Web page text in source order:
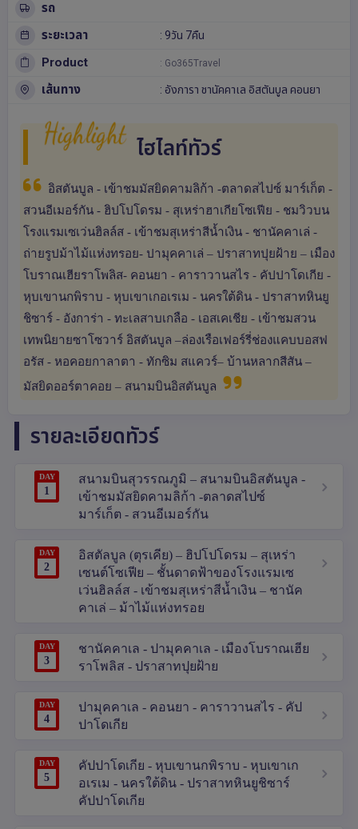
รถ
ระยะเวลา
: 9วัน 7คืน
Product : Go365Travel
เส้นทาง : อังการา ชานัคคาเล อิสตันบูล คอนยา
Highlight ไฮไลท์ทัวร์
อิสตันบูล - เข้าชมมัสยิดคามลิก้า -ตลาดสไปซ์ มาร์เก็ต -
สวนอีเมอร์กัน - ฮิปโปโดรม - สุเหร่าฮาเกียโซเฟีย - ชมวิวบน
โรงแรมเซเว่นฮิลล์ส - เข้าชมสุเหร่าสีน้ำเงิน - ชานัคคาเล่ -
ถ่ายรูปม้าไม้แห่งทรอย- ปามุคคาเล่ – ปราสาทปุยฝ้าย – เมือง
โบราณเฮียราโพลิส- คอนยา - คาราวานสไร - คัปปาโดเกีย -
หุบเขานกพิราบ - หุบเขาเกอเรเม - นครใต้ดิน - ปราสาทหินยู
ชิซาร์ - อังการ่า - ทะเลสาบเกลือ - เอสเคเชีย - เข้าชมสวน
เทพนิยายซาโซวาร์ อิสตันบูล –ล่องเรือเฟอร์รี่ช่องแคบบอสฟ
อรัส - หอคอยกาลาตา - ทักซิม สแควร์– บ้านหลากสีสัน –
มัสยิดออร์ตาคอย – สนามบินอิสตันบูล
รายละเอียดทัวร์
DAY
1
สนามบินสุวรรณภูมิ – สนามบินอิสตันบูล -
เข้าชมมัสยิดคามลิก้า -ตลาดสไปซ์
มาร์เก็ต - สวนอีเมอร์กัน
DAY
2
อิสตัลบูล (ตุรเคีย) – ฮิปโปโดรม – สุเหร่า
เซนต์โซเฟีย – ชั้นดาดฟ้าของโรงแรมเซ
เว่นฮิลล์ส - เข้าชมสุเหร่าสีน้ำเงิน – ชานัค
คาเล่ – ม้าไม้แห่งทรอย
DAY
3
ชานัคคาเล - ปามุคคาเล - เมืองโบราณเฮีย
ราโพลิส - ปราสาทปุยฝ้าย
DAY
4
ปามุคคาเล - คอนยา - คาราวานสไร - คัป
ปาโดเกีย
DAY
5
คัปปาโดเกีย - หุบเขานกพิราบ - หุบเขาเก
อเรเม - นครใต้ดิน - ปราสาทหินยูชิซาร์
คัปปาโดเกีย